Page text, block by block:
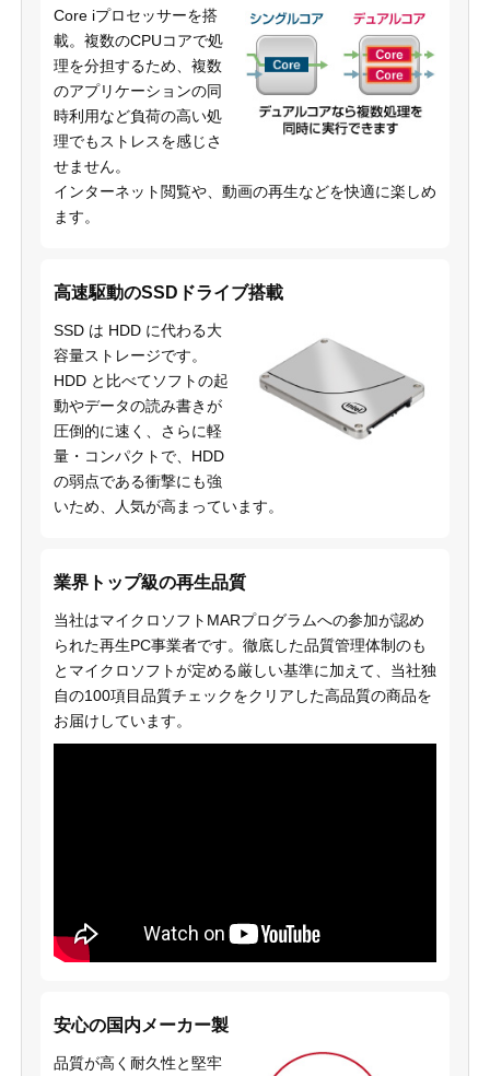
Core iプロセッサーを搭
載。複数のCPUコアで処
理を分担するため、複数
のアプリケーションの同
時利用など負荷の高い処
理でもストレスを感じさ
せません。
インターネット閲覧や、動画の再生などを快適に楽しめ
ます。
高速駆動のSSDドライブ搭載
SSD は HDD に代わる大
容量ストレージです。
HDD と比べてソフトの起
動やデータの読み書きが
圧倒的に速く、さらに軽
量・コンパクトで、HDD
の弱点である衝撃にも強
いため、人気が高まっています。
業界トップ級の再生品質
当社はマイクロソフトMARプログラムへの参加が認め
られた再生PC事業者です。徹底した品質管理体制のも
とマイクロソフトが定める厳しい基準に加えて、当社独
自の100項目品質チェックをクリアした高品質の商品を
お届けしています。
安心の国内メーカー製
品質が高く耐久性と堅牢